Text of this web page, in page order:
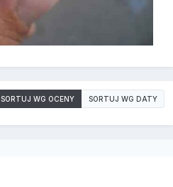
SORTUJ WG OCENY SORTUJ WG DATY